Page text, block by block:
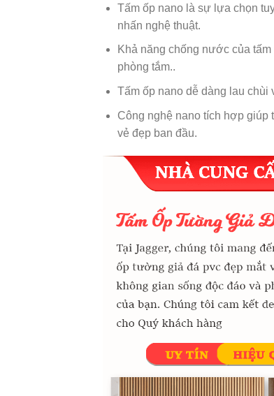
Tấm ốp nano là sự lựa chọn
nhấn nghệ thuật.
Khả năng chống nước của
phòng tắm..
Tấm ốp nano dễ dàng lau chùi
Công nghệ nano tích hợp
vẻ đẹp ban đầu.